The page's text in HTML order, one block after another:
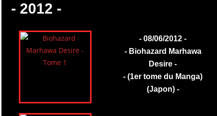
- 2012 -
- 08/06/2012 -
- Biohazard Marhawa
Desire -
- (1er tome du Manga)
(Japon) -